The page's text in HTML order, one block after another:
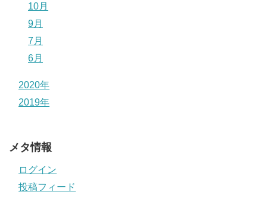
10月
9月
7月
6月
2020年
2019年
メタ情報
ログイン
投稿フィード